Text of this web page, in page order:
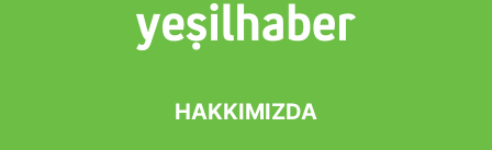
HAKKIMIZDA